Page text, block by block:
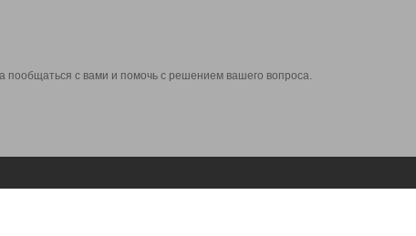
пообщаться с вами и помочь с решением вашего вопроса.